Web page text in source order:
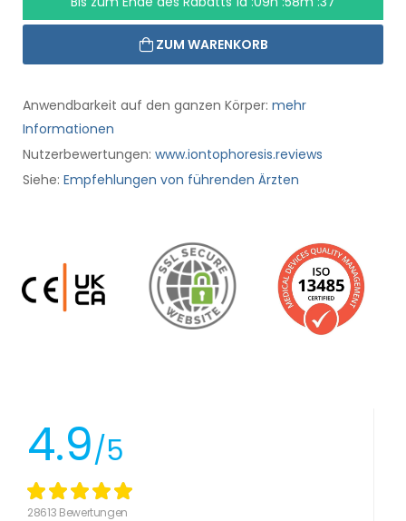
ZUM WARENKORB
Anwendbarkeit auf den ganzen Körper: mehr
Informationen
Nutzerbewertungen: www.iontophoresis.reviews
Siehe: Empfehlungen von führenden Ärzten
4.9/5
28613 Bewertungen